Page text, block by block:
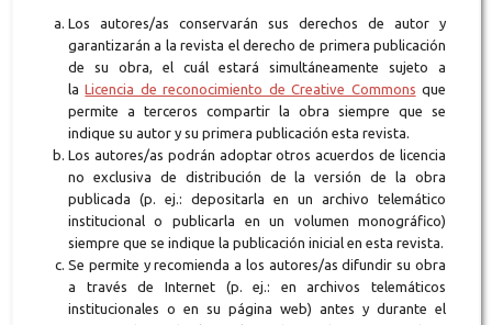
Los autores/as conservarán sus derechos de autor y
garantizarán a la revista el derecho de primera publicación
de su obra, el cuál estará simultáneamente sujeto a
laLicencia de reconocimiento de Creative Commons que
permite a terceros compartir la obra siempre que se
indique su autor y su primera publicación esta revista.
Los autores/as podrán adoptar otros acuerdos de licencia
no exclusiva de distribución de la versión de la obra
publicada (p. ej.: depositarla en un archivo telemático
institucional o publicarla en un volumen monográfico)
siempre que se indique la publicación inicial en esta revista.
Se permite y recomienda a los autores/as difundir su obra
a través de Internet (p. ej.: en archivos telemáticos
institucionales o en su página web) antes y durante el